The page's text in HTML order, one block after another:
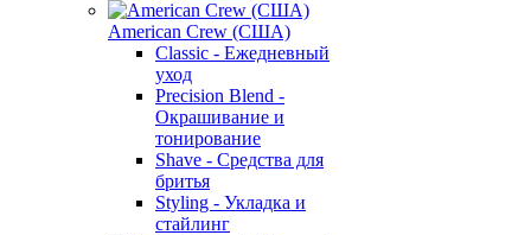
American Crew (США)
Classic - Ежедневный
уход
Precision Blend -
Окрашивание и
тонирование
Shave - Средства для
бритья
Styling - Укладка и
стайлинг